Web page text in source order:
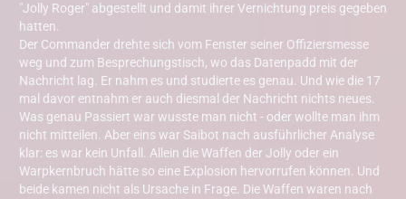
"Jolly Roger" abgestellt und damit ihrer Vernichtung preis gegeben
hatten.
Der Commander drehte sich vom Fenster seiner Offiziersmesse
weg und zum Besprechungstisch, wo das Datenpadd mit der
Nachricht lag. Er nahm es und studierte es genau. Und wie die 17
mal davor entnahm er auch diesmal der Nachricht nichts neues.
Was genau Passiert war wusste man nicht - oder wollte man ihm
nicht mitteilen. Aber eins war Saibot nach ausführlicher Analyse
klar: es war kein Unfall. Allein die Waffen der Jolly oder ein
Warpkernbruch hätte so eine Explosion hervorrufen können. Und
beide kamen nicht als Ursache in Frage. Die Waffen waren nach